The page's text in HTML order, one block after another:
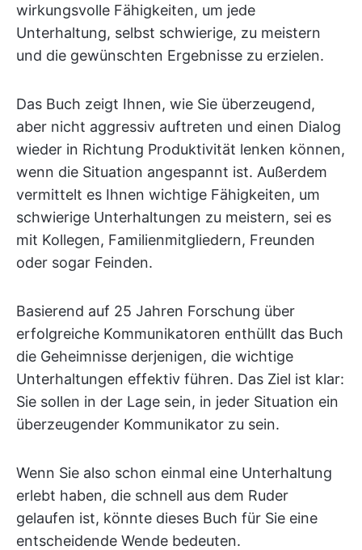
wirkungsvolle Fähigkeiten, um jede
Unterhaltung, selbst schwierige, zu meistern
und die gewünschten Ergebnisse zu erzielen.
Das Buch zeigt Ihnen, wie Sie überzeugend,
aber nicht aggressiv auftreten und einen Dialog
wieder in Richtung Produktivität lenken können,
wenn die Situation angespannt ist. Außerdem
vermittelt es Ihnen wichtige Fähigkeiten, um
schwierige Unterhaltungen zu meistern, sei es
mit Kollegen, Familienmitgliedern, Freunden
oder sogar Feinden.
Basierend auf 25 Jahren Forschung über
erfolgreiche Kommunikatoren enthüllt das Buch
die Geheimnisse derjenigen, die wichtige
Unterhaltungen effektiv führen. Das Ziel ist klar:
Sie sollen in der Lage sein, in jeder Situation ein
überzeugender Kommunikator zu sein.
Wenn Sie also schon einmal eine Unterhaltung
erlebt haben, die schnell aus dem Ruder
gelaufen ist, könnte dieses Buch für Sie eine
entscheidende Wende bedeuten.